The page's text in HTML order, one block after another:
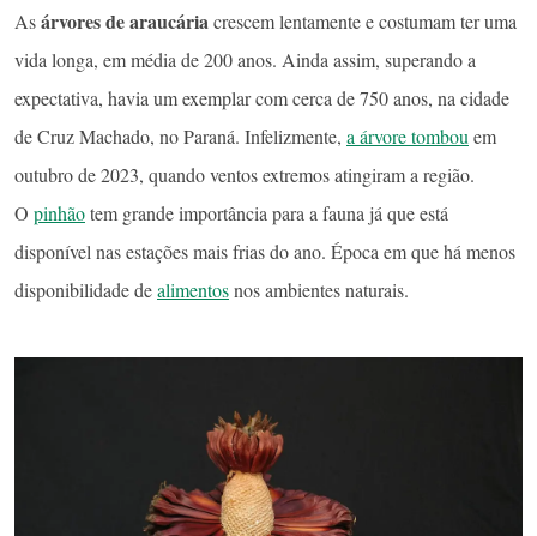
Asárvores de araucáriacrescem lentamente e costumam ter uma
vida longa, em média de 200 anos. Ainda assim, superando a
expectativa, havia um exemplar com cerca de 750 anos, na cidade
de Cruz Machado, no Paraná. Infelizmente, a árvore tombouem
outubro de 2023, quando ventos extremos atingiram a região.
O pinhãotem grande importância para a fauna já que está
disponível nas estações mais frias do ano. Época em que há menos
disponibilidade dealimentosnos ambientes naturais.